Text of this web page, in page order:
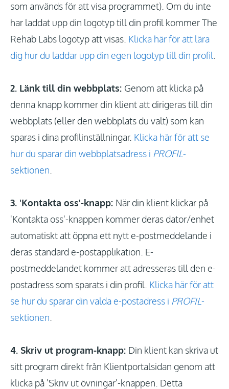
som används för att visa programmet). Om du inte
har laddat upp din logotyp till din profil kommer The
Rehab Labs logotyp att visas. Klicka här för att lära
dig hur du laddar upp din egen logotyp till din profil
2. Länk till din webbplats: Genom att klicka på
denna knapp kommer din klient att dirigeras till din
webbplats (eller den webbplats du valt) som kan
sparas i dina profilinställningar. Klicka här för att se
hur du sparar din webbplatsadress i PROFIL-
sektionen
3. 'Kontakta oss'-knapp: När din klient klickar på
'Kontakta oss'-knappen kommer deras dator/enhet
automatiskt att öppna ett nytt e-postmeddelande i
deras standard e-postapplikation. E-
postmeddelandet kommer att adresseras till den e-
postadress som sparats i din profil. Klicka här för att
se hur du sparar din valda e-postadress i PROFIL-
sektionen
4. Skriv ut program-knapp: Din klient kan skriva ut
sitt program direkt från Klientportalsidan genom att
klicka på 'Skriv ut övningar'-knappen. Detta